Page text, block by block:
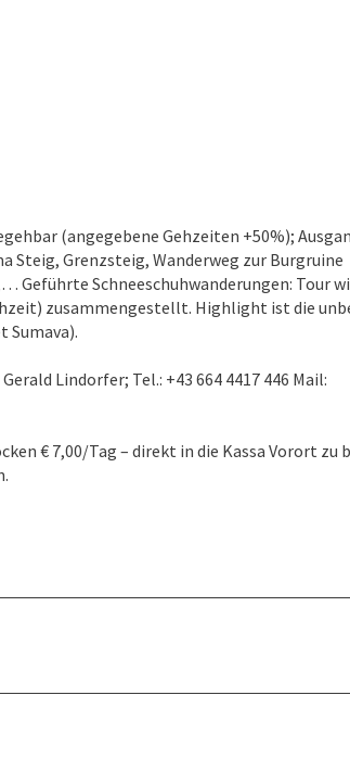
(angegebene Gehzeiten +50%);
Steig, Grenzsteig, Wanderweg zur Burgruine
Geführte Schneeschuhwanderungen: Tour
zusammengestellt. Highlight ist die
Sumava).
Lindorfer; Tel.: +43 664 4417 446 Mail:
€ 7,00/Tag – direkt in die Kassa Vorort zu